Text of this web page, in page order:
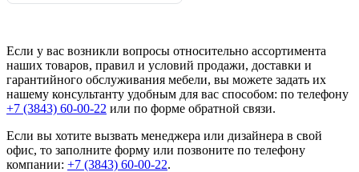
Если у вас возникли вопросы относительно ассортимента
наших товаров, правил и условий продажи, доставки и
гарантийного обслуживания мебели, вы можете задать их
нашему консультанту удобным для вас способом: по телефону
+7 (3843) 60-00-22 или по форме обратной связи.
Если вы хотите вызвать менеджера или дизайнера в свой
офис, то заполните форму или позвоните по телефону
компании: +7 (3843) 60-00-22.